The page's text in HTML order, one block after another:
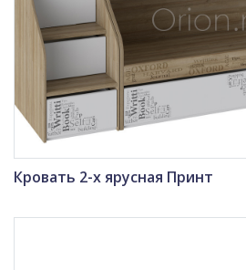
Кровать 2-х ярусная Принт